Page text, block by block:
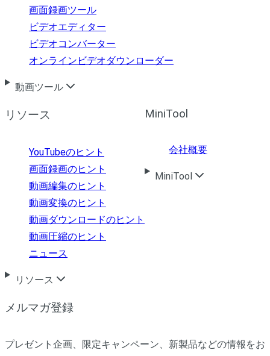
画面録画ツール
ビデオエディター
ビデオコンバーター
オンラインビデオダウンローダー
動画ツール
リソース
YouTubeのヒント
画面録画のヒント
動画編集のヒント
動画変換のヒント
動画ダウンロードのヒント
動画圧縮のヒント
ニュース
リソース
MiniTool
会社概要
MiniTool
メルマガ登録
プレゼント企画、限定キャンペーン、新製品などの情報をお